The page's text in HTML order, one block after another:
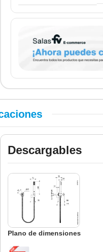
Descargables
Plano de dimensiones